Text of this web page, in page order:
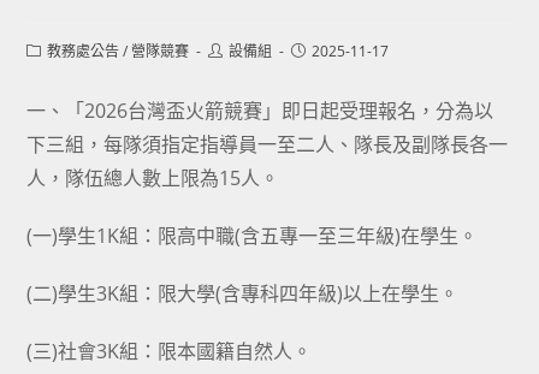
Post教務處公告 / 營隊競賽
Post設備組
Post2025-11-17
一、「2026台灣盃火箭競賽」即日起受理報名，分為以
下三組，每隊須指定指導員一至二人、隊長及副隊長各一
人，隊伍總人數上限為15人。
(一)學生1K組：限高中職(含五專一至三年級)在學生。
(二)學生3K組：限大學(含專科四年級)以上在學生。
(三)社會3K組：限本國籍自然人。